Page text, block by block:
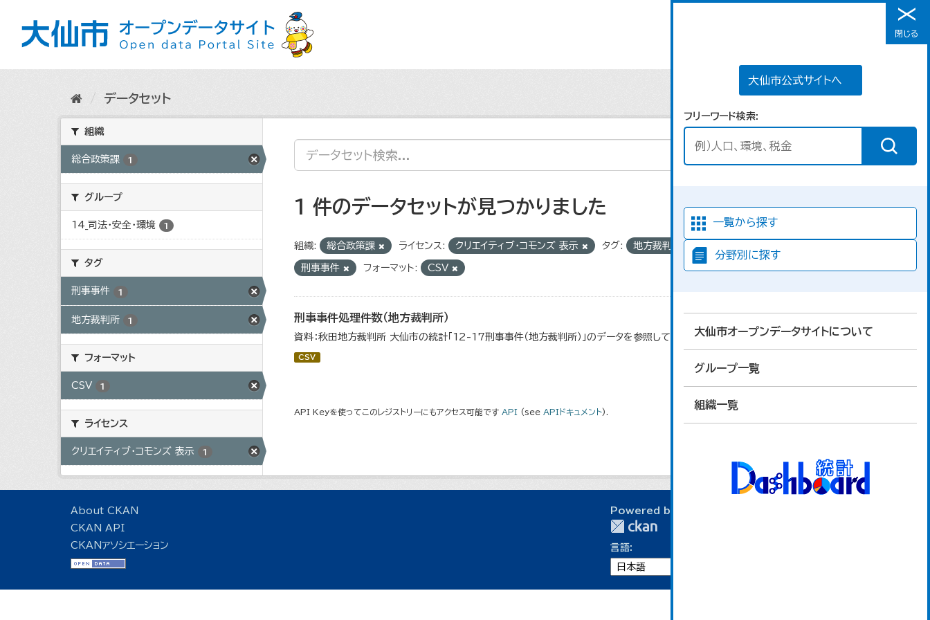
メニュー
大仙市公式サイトへ
フリーワード検索
一覧から探す
分野別に探す
大仙市オープンデータサイトについて
グループ一覧
組織一覧
閉じる
データセット
組織
総合政策課 1
グループ
14_司法・安全・環境 1
タグ
刑事事件 1
地方裁判所 1
フォーマット
CSV 1
ライセンス
クリエイティブ・コモンズ 表示 1
1 件のデータセットが見つかりました
組織: 総合政策課 ライセンス: クリエイティブ・コモンズ 表示 タグ: 地方裁判所
刑事事件 フォーマット: CSV
刑事事件処理件数（地方裁判所）
資料：秋田地方裁判所 大仙市の統計「12-17刑事事件（地方裁判所）」のデータを参照しています。
CSV
API Keyを使ってこのレジストリーにもアクセス可能です API (see APIドキュメント).
About CKAN
CKAN API
CKANアソシエーション
Powered by
言語